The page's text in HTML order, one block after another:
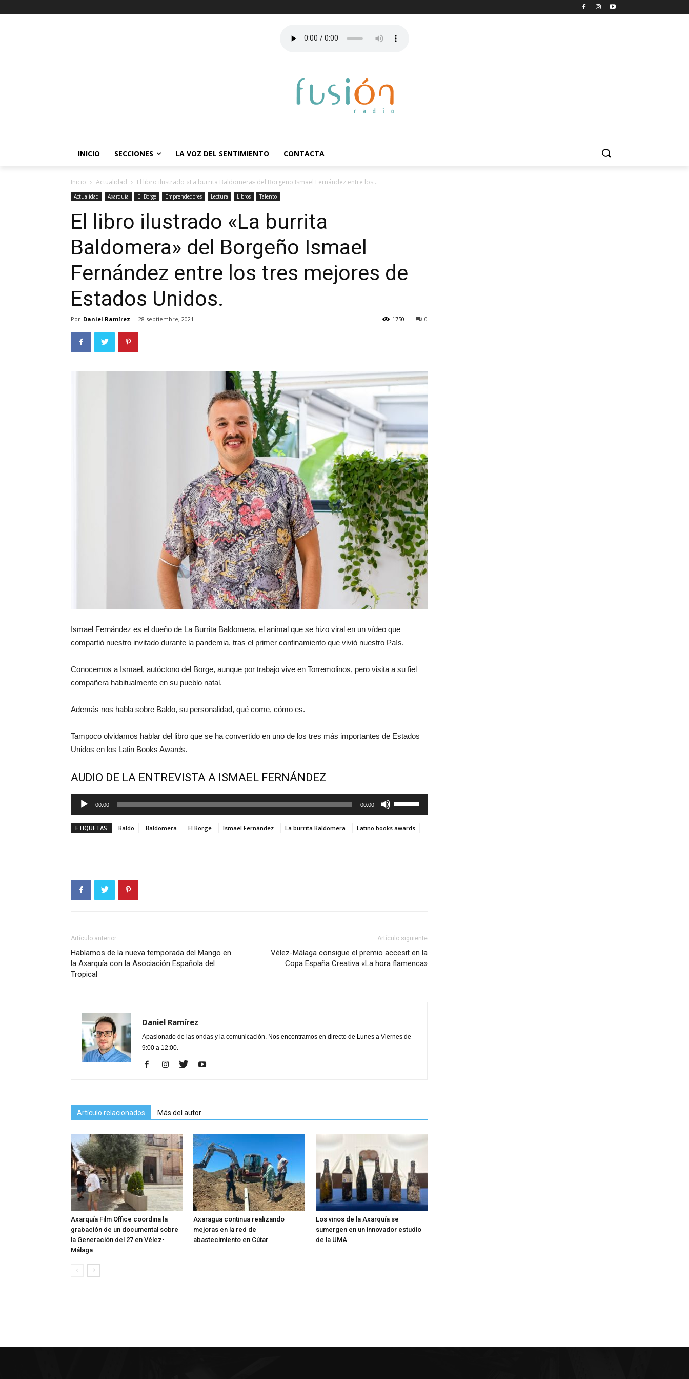
INICIO SECCIONES LA VOZ DEL SENTIMIENTO CONTACTA
Inicio Actualidad El libro ilustrado «La burrita Baldomera» del Borgeño Ismael Fernández entre los...
Actualidad Axarquía El Borge Emprendedores Lectura Libros Talento
El libro ilustrado «La burrita
Baldomera» del Borgeño Ismael
Fernández entre los tres mejores de
Estados Unidos.
Por Daniel Ramírez - 28 septiembre, 2021 0
1750
Ismael Fernández es el dueño de La Burrita Baldomera, el animal que se hizo viral en un vídeo que
compartió nuestro invitado durante la pandemia, tras el primer confinamiento que vivió nuestro País.
Conocemos a Ismael, autóctono del Borge, aunque por trabajo vive en Torremolinos, pero visita a su fiel
compañera habitualmente en su pueblo natal.
Además nos habla sobre Baldo, su personalidad, qué come, cómo es.
Tampoco olvidamos hablar del libro que se ha convertido en uno de los tres más importantes de Estados
Unidos en los Latin Books Awards.
AUDIO DE LA ENTREVISTA A ISMAEL FERNÁNDEZ
Reproductor
de
audio
00:00 00:00
las
teclas
el
ETIQUETAS Baldo Baldomera El Borge Ismael Fernández La burrita Baldomera Latino books awards
Artículo anterior
Hablamos de la nueva temporada del Mango en
la Axarquía con la Asociación Española del
Tropical
Artículo siguiente
Vélez-Málaga consigue el premio accesit en la
Copa España Creativa «La hora flamenca»
Daniel Ramírez
Apasionado de las ondas y la comunicación. Nos encontramos en directo de Lunes a Viernes de
9:00 a 12:00.
Artículo relacionados Más del autor
Axarquía Film Office coordina la
grabación de un documental sobre
la Generación del 27 en Vélez-
Málaga
Axaragua continua realizando
mejoras en la red de
abastecimiento en Cútar
Los vinos de la Axarquía se
sumergen en un innovador estudio
de la UMA